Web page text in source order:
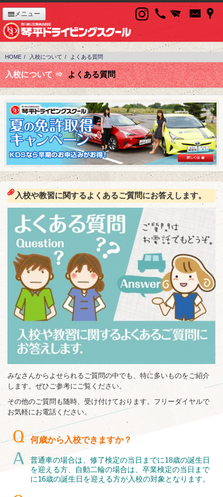
メニュー
HOME 入校について よくある質問
入校について ⇒ よくある質問
入校や教習に関するよくあるご質問にお答えします。
みなさんからよせられるご質問の中でも、特に多いものをご紹介
します。ぜひご参考にご覧ください。
その他のご質問も随時、受け付けております。フリーダイヤルで
お気軽にお電話ください。
何歳から入校できますか？
普通車の場合は、修了検定の当日までに18歳の誕生日
を迎える方、自動二輪の場合は、卒業検定の当日まで
に16歳の誕生日を迎える方が入校の対象となります。